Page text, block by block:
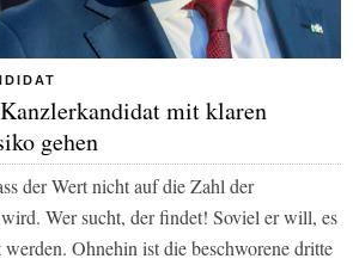
mit klaren
gehen
der Wert nicht auf die Zahl der
Wer sucht, der findet! Soviel er will, es
werden. Ohnehin ist die beschworene dritte